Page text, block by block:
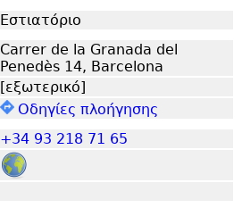
Εστιατόριο
Carrer de la Granada del
Penedès 14, Barcelona
[εξωτερικό]
Οδηγίες πλοήγησης
+34 93 218 71 65